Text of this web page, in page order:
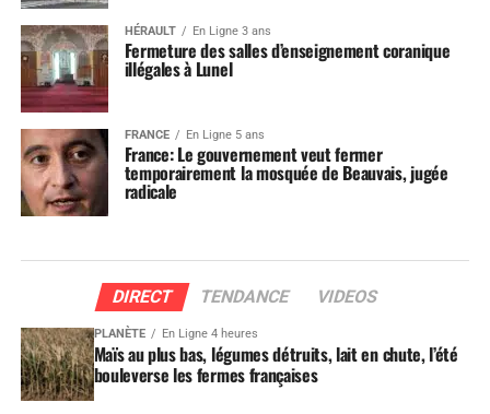
HÉRAULT En Ligne 3 ans
Fermeture des salles d’enseignement coranique
illégales à Lunel
FRANCE En Ligne 5 ans
France: Le gouvernement veut fermer
temporairement la mosquée de Beauvais, jugée
radicale
DIRECT TENDANCE VIDEOS
PLANÈTE En Ligne 4 heures
Maïs au plus bas, légumes détruits, lait en chute, l’été
bouleverse les fermes françaises